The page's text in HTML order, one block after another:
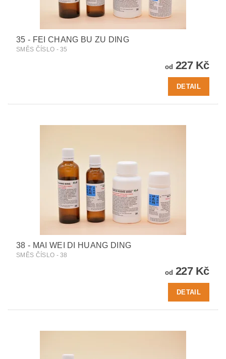
35 - FEI CHANG BU ZU DING
SMĚS ČÍSLO - 35
od 227 Kč
DETAIL
38 - MAI WEI DI HUANG DING
SMĚS ČÍSLO - 38
od 227 Kč
DETAIL